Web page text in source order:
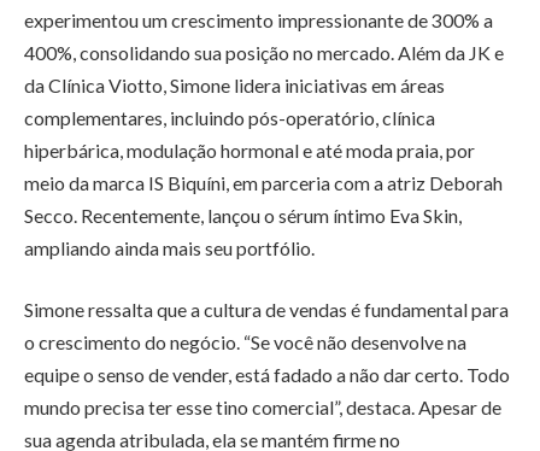
experimentou um crescimento impressionante de 300% a
400%, consolidando sua posição no mercado. Além da JK e
da Clínica Viotto, Simone lidera iniciativas em áreas
complementares, incluindo pós-operatório, clínica
hiperbárica, modulação hormonal e até moda praia, por
meio da marca IS Biquíni, em parceria com a atriz Deborah
Secco. Recentemente, lançou o sérum íntimo Eva Skin,
ampliando ainda mais seu portfólio.
Simone ressalta que a cultura de vendas é fundamental para
o crescimento do negócio. “Se você não desenvolve na
equipe o senso de vender, está fadado a não dar certo. Todo
mundo precisa ter esse tino comercial”, destaca. Apesar de
sua agenda atribulada, ela se mantém firme no